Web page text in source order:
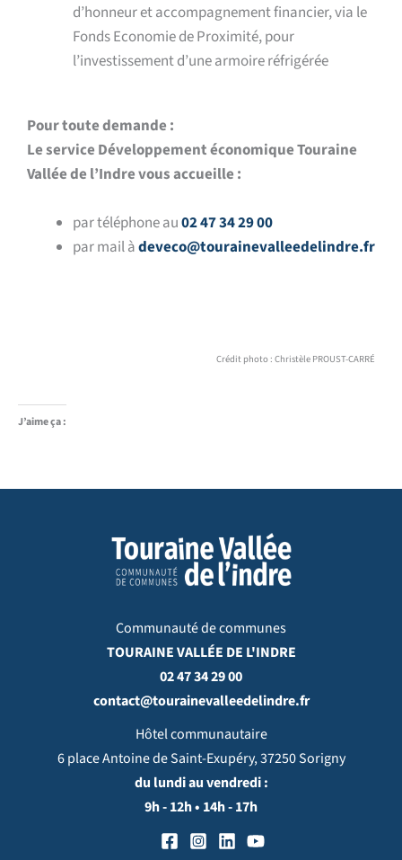
d’honneur et accompagnement financier, via le
Fonds Economie de Proximité, pour
l’investissement d’une armoire réfrigérée
Pour toute demande :
Le service Développement économique Touraine
Vallée de l’Indre vous accueille :
par téléphone au02 47 34 29 00
par mail àdeveco@tourainevalleedelindre.fr
Crédit photo : Christèle PROUST-CARRÉ
J’aime ça :
Communauté de communes
TOURAINE VALLÉE DE L'INDRE
02 47 34 29 00
contact@tourainevalleedelindre.fr
Hôtel communautaire
6 place Antoine de Saint-Exupéry, 37250 Sorigny
du lundi au vendredi :
9h - 12h • 14h - 17h